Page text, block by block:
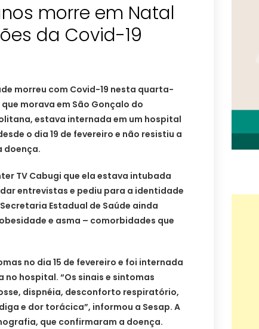
morre em Natal
da Covid-19
morreu com Covid-19 nesta quarta-
morava em São Gonçalo do
estava internada em um hospital
o dia 19 de fevereiro e não resistiu a
doença.
TV Cabugi que ela estava intubada
entrevistas e pediu para a identidade
Estadual de Saúde ainda
e asma – comorbidades que
no dia 15 de fevereiro e foi internada
no hospital. “Os sinais e sintomas
dispnéia, desconforto respiratório,
e dor torácica”, informou a Sesap. A
que confirmaram a doença.